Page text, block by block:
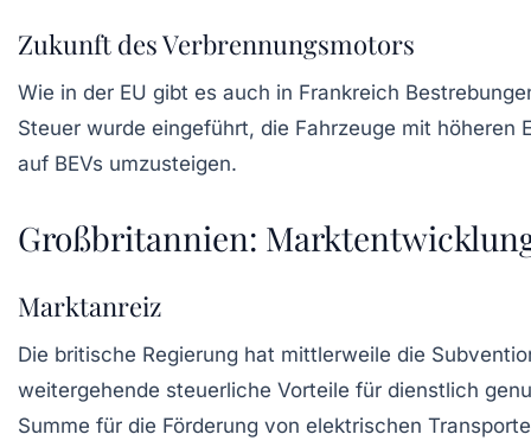
Zukunft des Verbrennungsmotors
Wie in der EU gibt es auch in Frankreich
Steuer wurde eingeführt, die Fahrzeuge mit
auf BEVs umzusteigen.
Großbritannien:
Marktanreiz
Die britische Regierung hat mittlerweile die
weitergehende steuerliche Vorteile für dienstlich
Summe für die Förderung von elektrischen